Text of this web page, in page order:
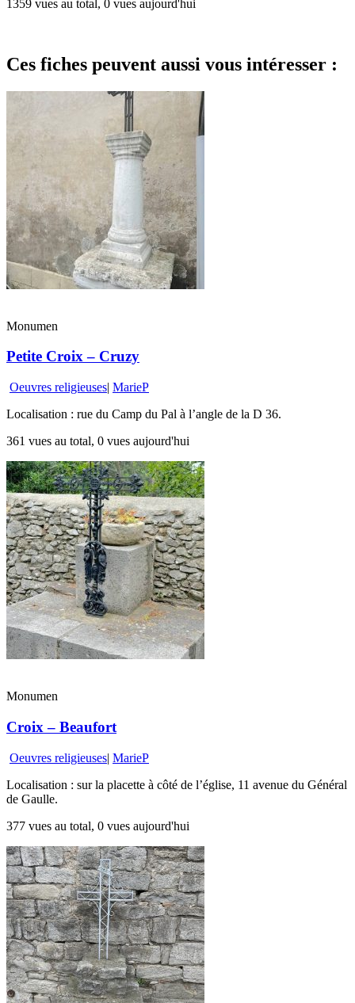
1359 vues au total, 0 vues aujourd'hui
Ces fiches peuvent aussi vous intéresser :
Monumen
Petite Croix – Cruzy
Oeuvres religieuses| MarieP
Localisation : rue du Camp du Pal à l’angle de la D 36.
361 vues au total, 0 vues aujourd'hui
Monumen
Croix – Beaufort
Oeuvres religieuses| MarieP
Localisation : sur la placette à côté de l’église, 11 avenue du Général
de Gaulle.
377 vues au total, 0 vues aujourd'hui